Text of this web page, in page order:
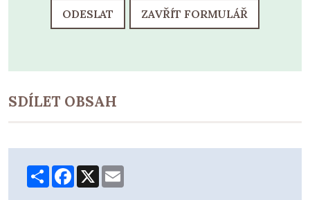
ODESLAT ZAVŘÍT FORMULÁŘ
SDÍLET OBSAH
ShareFacebook
X